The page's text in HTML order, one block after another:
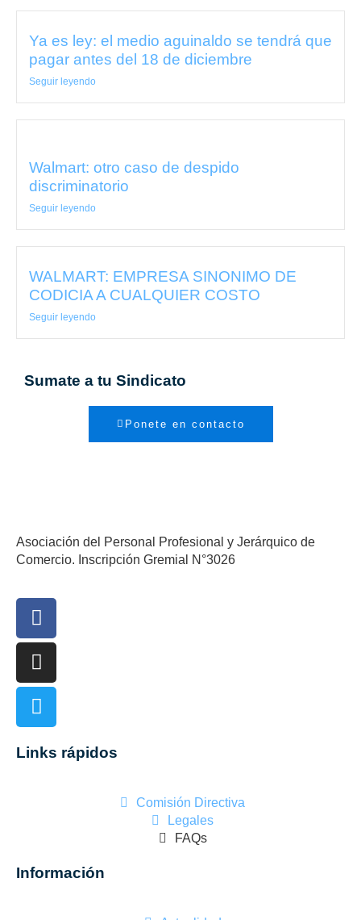
Ya es ley: el medio aguinaldo se tendrá que
pagar antes del 18 de diciembre
Seguir leyendo
Walmart: otro caso de despido
discriminatorio
Seguir leyendo
WALMART: EMPRESA SINONIMO DE
CODICIA A CUALQUIER COSTO
Seguir leyendo
Sumate a tu Sindicato
Ponete en contacto
Asociación del Personal Profesional y Jerárquico de
Comercio. Inscripción Gremial N°3026
Links rápidos
Comisión Directiva
Legales
FAQs
Información